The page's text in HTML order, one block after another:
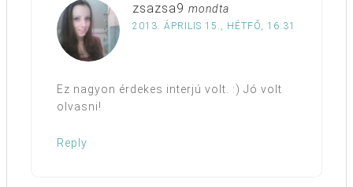
zsazsa9 mondta
2013. ÁPRILIS 15., HÉTFŐ, 16:31
Ez nagyon érdekes interjú volt. :) Jó volt
olvasni!
Reply